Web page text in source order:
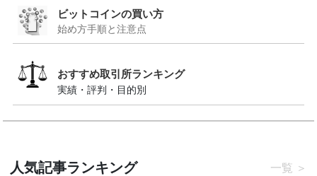
ビットコインの買い方
始め方手順と注意点
おすすめ取引所ランキング
実績・評判・目的別
人気記事ランキング 一覧